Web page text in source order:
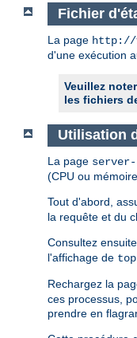
Fichier
La page http://
d'une exécution
Veuillez
les fichiers
Utilisation
La page
(CPU ou
Tout d'abord,
la requête et du
Consultez
l'affichage de top
Rechargez la
ces processus,
prendre en